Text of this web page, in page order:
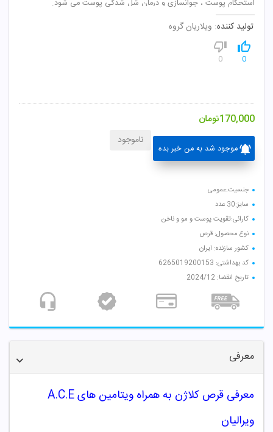
استحکام پوست ، جوانسازی و درمان شل شدگی پوست می شود.
تولید کننده: ویلاریان گروه
0
0
170,000تومان
موجود شد به من خبر بده
ناموجود
جنسیت:عمومی
سایز:30 عدد
کارائی:تقویت پوست و مو و ناخن
نوع محصول: قرص
کشور سازنده: ایران
کد بهداشتی: 6265019200153
تاریخ انقضا: 2024/12
معرفی
معرفی قرص کلاژن به همراه ویتامین های A.C.E
ویرالیان